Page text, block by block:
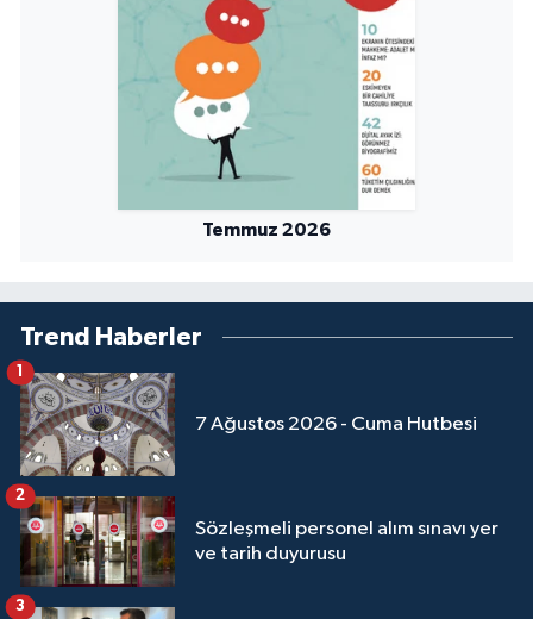
Temmuz 2026
Trend Haberler
7 Ağustos 2026 - Cuma Hutbesi
Sözleşmeli personel alım sınavı yer
ve tarih duyurusu
2
3
Şanlıurfa Müftülüğü
Şırnak Müftülüğü
Tekirdağ Müftülüğü
Tokat Müftülüğü
Uşak Müftülüğü
Van Müftülüğü
Yalova Müftülüğü